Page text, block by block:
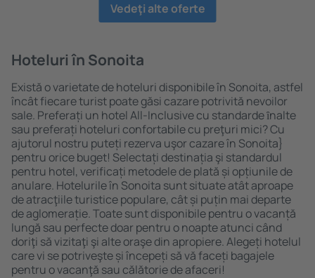
Vedeţi alte oferte
Hoteluri în Sonoita
Există o varietate de hoteluri disponibile în Sonoita, astfel
încât fiecare turist poate găsi cazare potrivită nevoilor
sale. Preferați un hotel All-Inclusive cu standarde ȋnalte
sau preferați hoteluri confortabile cu preţuri mici? Cu
ajutorul nostru puteți rezerva uşor cazare în Sonoita}
pentru orice buget! Selectați destinația şi standardul
pentru hotel, verificați metodele de plată și opțiunile de
anulare. Hotelurile în Sonoita sunt situate atât aproape
de atracţiile turistice populare, cât și puțin mai departe
de aglomerație. Toate sunt disponibile pentru o vacanță
lungă sau perfecte doar pentru o noapte atunci când
doriţi să vizitaţi şi alte oraşe din apropiere. Alegeți hotelul
care vi se potriveşte și începeți să vă faceți bagajele
pentru o vacanţă sau călătorie de afaceri!